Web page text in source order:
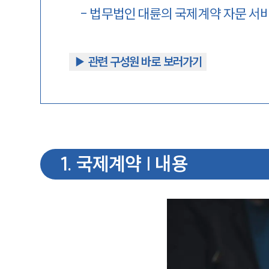
- 법무법인 대륜의 국제계약 자문 서
▶︎ 관련 구성원 바로 보러가기
1. 국제계약 | 내용